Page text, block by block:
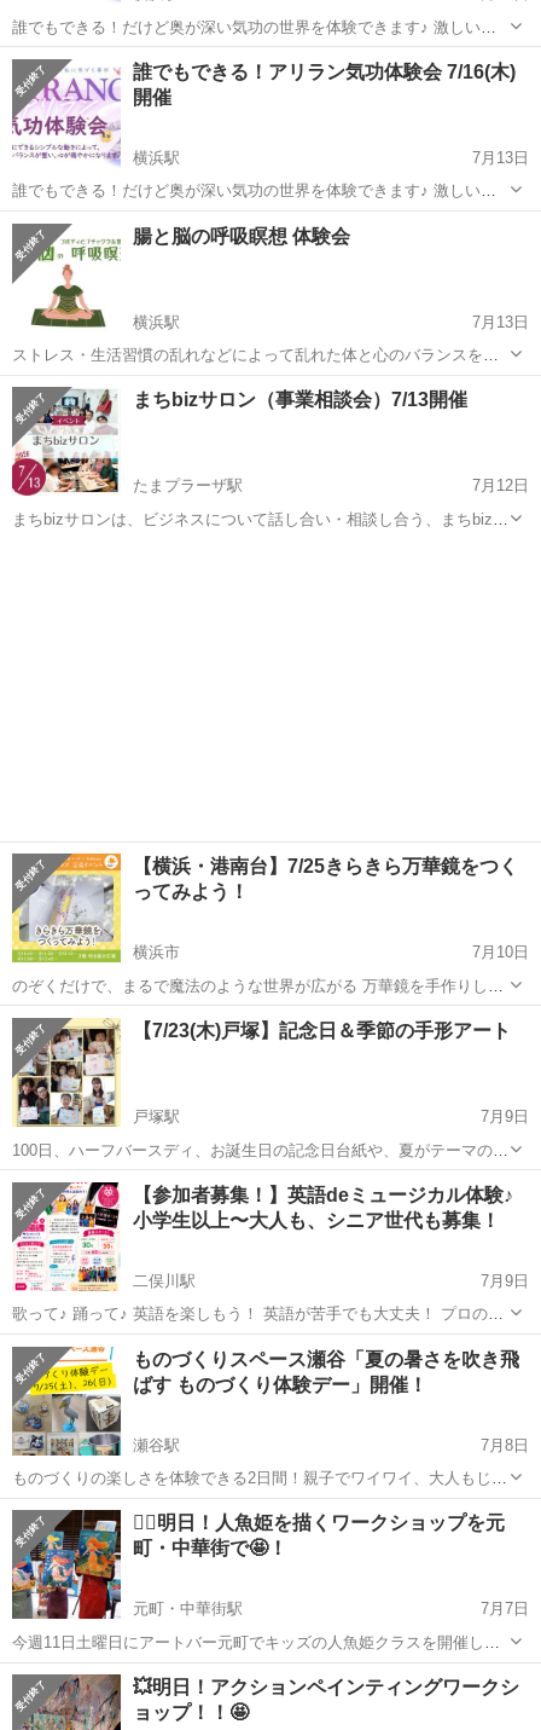
誰でもできる！だけど奥が深い気功の世界を体験できます♪ 激しい運
動ではなく、ゆっくりと自分を感じる。 呼吸と緩やかな動きで、日々
の緊張から体を解き放ち、心の穏やかさと安定を取り戻します。 “我理
朗”の意味は、 ...
神奈川 横浜市 横浜駅 ワークショップ 会場
誰でもできる！アリラン気功体験会 7/16(木)
開催
横浜駅
7月13日
誰でもできる！だけど奥が深い気功の世界を体験できます♪ 激しい運
動ではなく、ゆっくりと自分を感じる。 呼吸と緩やかな動きで、日々
の緊張から体を解き放ち、心の穏やかさと安定を取り戻します。 “我理
朗”の意味は、 ...
神奈川 横浜市 横浜駅 ワークショップ
腸と脳の呼吸瞑想 体験会
横浜駅
7月13日
ストレス・生活習慣の乱れなどによって乱れた体と心のバランスを整
え、習慣をチェンジしながら体・心の改善へ導きます。 脳科学と東洋
医学から考案された、丹田強化エクササイズ、瞑想、呼吸法で、脳と
腸にアプローチ。 難しい動きはあ...
神奈川 横浜市 横浜駅 ワークショップ 会場
まちbizサロン（事業相談会）7/13開催
たまプラーザ駅
7月12日
まちbizサロンは、ビジネスについて話し合い・相談し合う、まちbiz会
【横浜・港南台】7/25きらきら万華鏡をつく
ってみよう！
横浜市
7月10日
のぞくだけで、まるで魔法のような世界が広がる 万華鏡を手作りしょ
う✨✨ お好きなビーズやパーツを選び、 世界にひとつだけのオリジナ
ル万華鏡づくり！ 完成後は作品を見せ合いながら、参加者同士の交流
も楽しもう♪ ...
神奈川 横浜市 ワークショップ 万華鏡
【7/23(木)戸塚】記念日＆季節の手形アート
戸塚駅
7月9日
100日、ハーフバースディ、お誕生日の記念日台紙や、夏がテーマのデ
ザイン台紙をご用意しています。 幼稚園や小学校がお休みのお子さま
も参加できます。 （小学生以上は手形のみとなります） 日時： 7月23
日(木) 1...
神奈川 横浜市 戸塚駅 ワークショップ
【参加者募集！】英語deミュージカル体験♪
小学生以上〜大人も、シニア世代も募集！
二俣川駅
7月9日
歌って♪ 踊って♪ 英語を楽しもう！ 英語が苦手でも大丈夫！ プロのミ
ュージカル講師や仲間と一緒に、歌やダンスを通して楽しく英語に触
れる特別な1日です。 「英語って楽しい！」 「ミュージカルって面白
い！」 そん...
神奈川 横浜市 二俣川駅 ワークショップ シニア
ものづくりスペース瀬谷「夏の暑さを吹き飛
ばす ものづくり体験デー」開催！
瀬谷駅
7月8日
ものづくりの楽しさを体験できる2日間！親子でワイワイ、大人もじっ
くり集中！ 自分だけのオリジナル作品を作ってみませんか？ ■□■ 開
催日 ■□■ 7月25日(土)・26日(日) 13:00～18:00 ※...
神奈川 横浜市 瀬谷駅 ワークショップ オリジナル
🧜‍♀️明日！人魚姫を描くワークショップを元
町・中華街で🤩！
元町・中華街駅
7月7日
今週11日土曜日にアートバー元町でキッズの人魚姫クラスを開催しま
す🎵 大人気のクラスです！！ お申し込みはこちらから
https://booking.artbar.co.jp/ja/events/a370aa77-be...
神奈川 横浜市 元町・中華街駅 ワークショップ キッズ
💥明日！アクションペインティングワークシ
ョップ！！🤩